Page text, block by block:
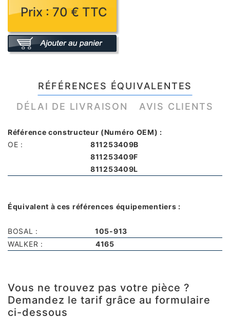
Prix : 70 € TTC
RÉFÉRENCES ÉQUIVALENTES
DÉLAI DE LIVRAISON
AVIS CLIENTS
Référence constructeur (Numéro OEM) :
OE :
811253409B
811253409F
811253409L
Équivalent à ces références équipementiers :
BOSAL :
105-913
WALKER :
4165
Vous ne trouvez pas votre pièce ?
Demandez le tarif grâce au formulaire
ci-dessous